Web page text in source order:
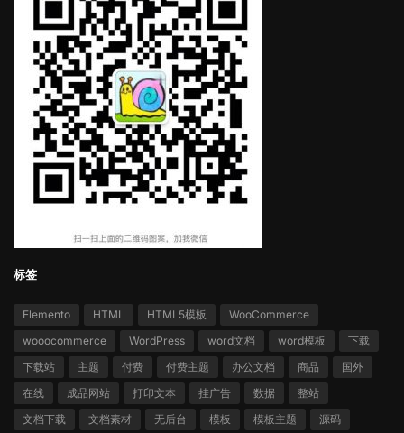
标签
Elemento HTML HTML5模板
WooCommerce
wooocommerce
WordPress word文档 word模板
下载
下载站
主题 付费 付费主题 办公文档 商品
国外
在线
成品网站 打印文本 挂广告 数据
整站
文档下载
文档素材 无后台 模板 模板主题 源码